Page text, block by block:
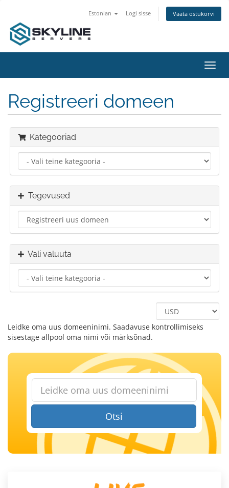
Estonian Logi sisse Vaata ostukorvi
Registreeri domeen
Kategooriad
Tegevused
Vali valuuta
Leidke oma uus domeeninimi. Saadavuse kontrollimiseks
sisestage allpool oma nimi või märksõnad.
Otsi